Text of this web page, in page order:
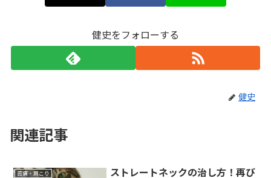
健史をフォローする
健史
関連記事
首痛・肩こり
ストレートネックの治し方！再び